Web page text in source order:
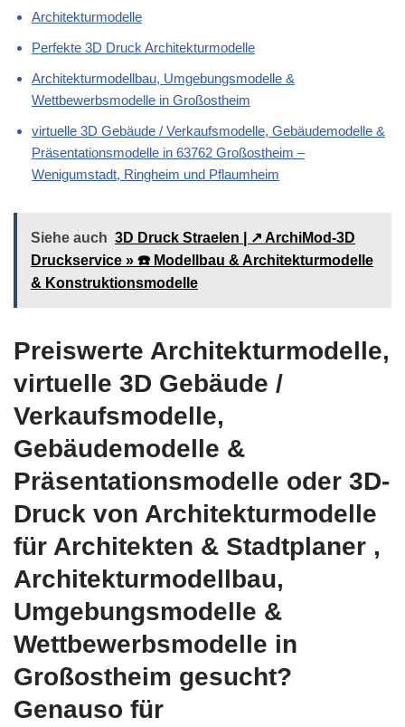
Architekturmodelle
Perfekte 3D Druck Architekturmodelle
Architekturmodellbau, Umgebungsmodelle &
Wettbewerbsmodelle in Großostheim
virtuelle 3D Gebäude / Verkaufsmodelle, Gebäudemodelle &
Präsentationsmodelle in 63762 Großostheim –
Wenigumstadt, Ringheim und Pflaumheim
Siehe auch 3D Druck Straelen | ↗️ ArchiMod-3D
Druckservice » ☎️ Modellbau & Architekturmodelle
& Konstruktionsmodelle
Preiswerte Architekturmodelle,
virtuelle 3D Gebäude /
Verkaufsmodelle,
Gebäudemodelle &
Präsentationsmodelle oder 3D-
Druck von Architekturmodelle
für Architekten & Stadtplaner ,
Architekturmodellbau,
Umgebungsmodelle &
Wettbewerbsmodelle in
Großostheim gesucht?
Genauso für